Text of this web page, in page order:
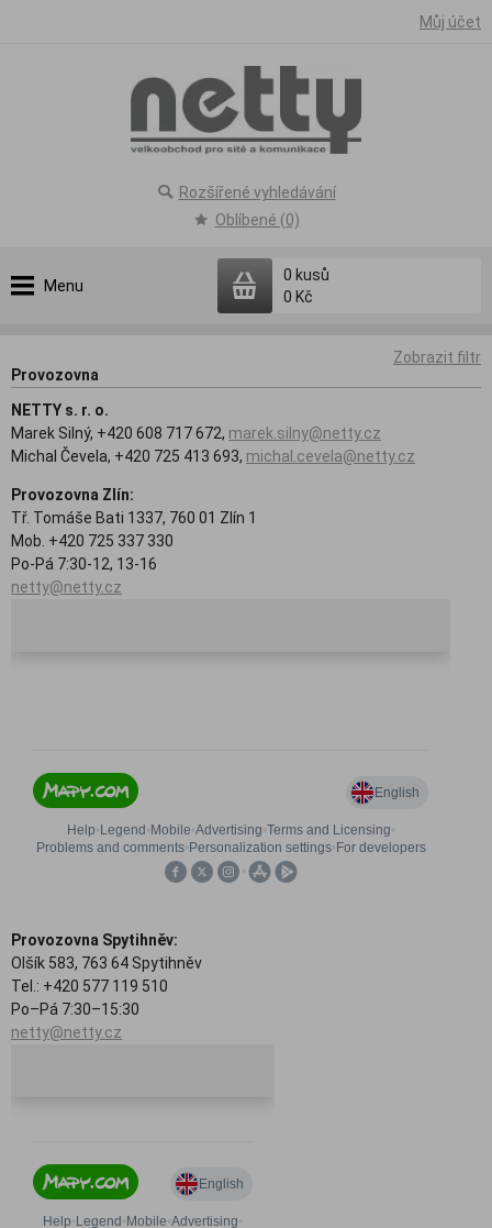
Můj účet
Menu
0 kusů
0 Kč
Rozšířené vyhledávání
Oblíbené (0)
Zobrazit filtr
Provozovna
NETTY s. r. o.
Marek Silný, +420 608 717 672, marek.silny@netty.cz
Michal Čevela, +420 725 413 693, michal.cevela@netty.cz
Provozovna Zlín:
Tř. Tomáše Bati 1337, 760 01 Zlín 1
Mob. +420 725 337 330
Po-Pá 7:30-12, 13-16
netty@netty.cz
Provozovna Spytihněv:
Olšík 583, 763 64 Spytihněv
Tel.: +420 577 119 510
Po–Pá 7:30–15:30
netty@netty.cz